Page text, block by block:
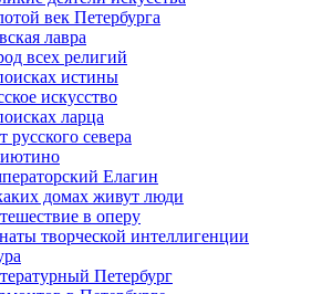
век Петербурга
лавра
всех религий
истины
искусство
ларца
русского севера
Елагин
домах живут люди
в оперу
творческой интеллигенции
Петербург